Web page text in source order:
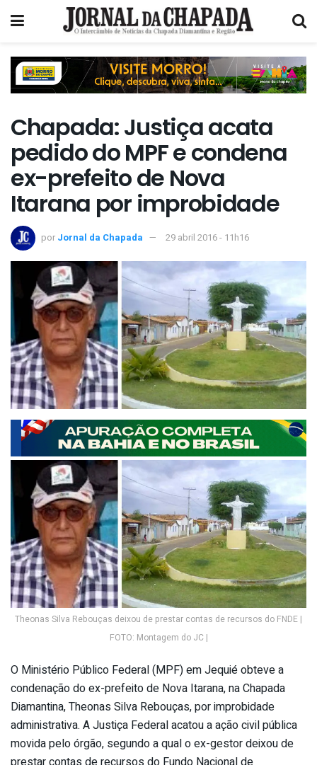
Chapada: Justiça acata
pedido do MPF e condena
ex-prefeito de Nova
Itarana por improbidade
por Jornal da Chapada 29 abril 2016 - 11h16
Theonas Silva Rebouças deixou de prestar contas de recursos do FNDE |
FOTO: Montagem do JC |
O Ministério Público Federal (MPF) em Jequié obteve a
condenação do ex-prefeito de Nova Itarana, na Chapada
Diamantina, Theonas Silva Rebouças, por improbidade
administrativa. A Justiça Federal acatou a ação civil pública
movida pelo órgão, segundo a qual o ex-gestor deixou de